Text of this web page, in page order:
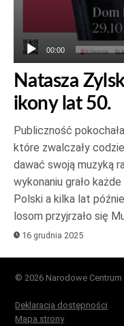
00:00
Natasza
ikony lat 50.
Publiczność
które zwalczały
dawać swoją muzyką
wykonaniu grało
Polski a kilka lat
losom przyjrzało się
16 grudnia 2025
© 2026 Narodowe Centrum
Deklaracja dostępności
Mapa strony